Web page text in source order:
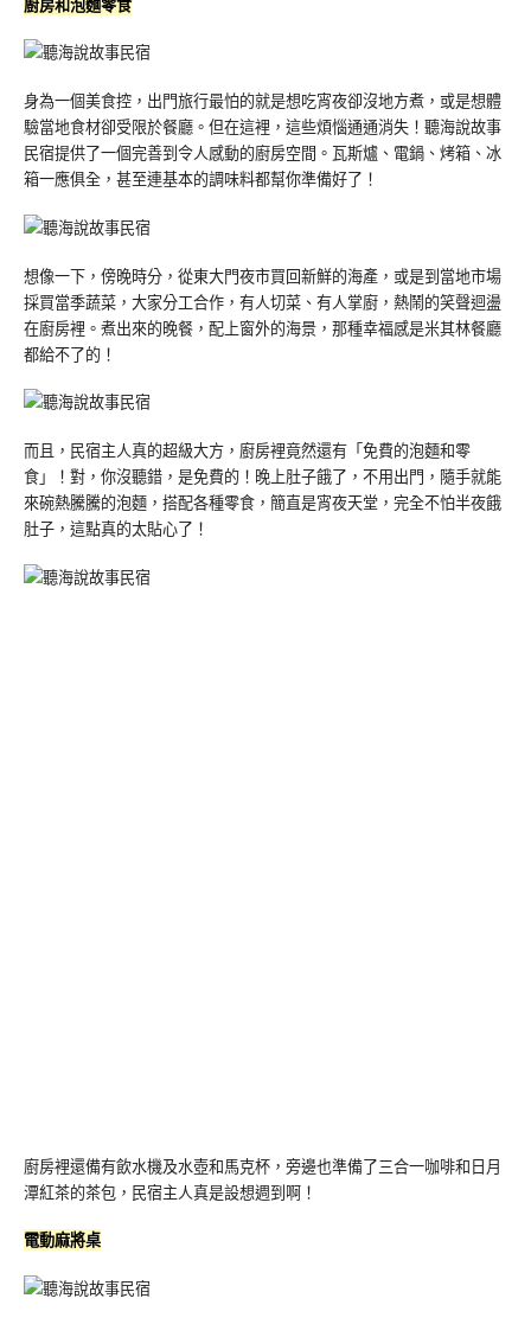
廚房和泡麵零食
身為一個美食控，出門旅行最怕的就是想吃宵夜卻沒地方煮，或是想體
驗當地食材卻受限於餐廳。但在這裡，這些煩惱通通消失！聽海說故事
民宿提供了一個完善到令人感動的廚房空間。瓦斯爐、電鍋、烤箱、冰
箱一應俱全，甚至連基本的調味料都幫你準備好了！
想像一下，傍晚時分，從東大門夜市買回新鮮的海產，或是到當地市場
採買當季蔬菜，大家分工合作，有人切菜、有人掌廚，熱鬧的笑聲迴盪
在廚房裡。煮出來的晚餐，配上窗外的海景，那種幸福感是米其林餐廳
都給不了的！
而且，民宿主人真的超級大方，廚房裡竟然還有「免費的泡麵和零
食」！對，你沒聽錯，是免費的！晚上肚子餓了，不用出門，隨手就能
來碗熱騰騰的泡麵，搭配各種零食，簡直是宵夜天堂，完全不怕半夜餓
肚子，這點真的太貼心了！
廚房裡還備有飲水機及水壺和馬克杯，旁邊也準備了三合一咖啡和日月
潭紅茶的茶包，民宿主人真是設想週到啊！
電動麻將桌